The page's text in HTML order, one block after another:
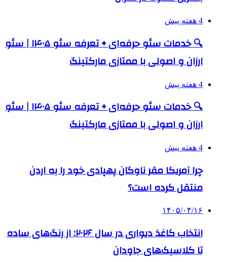
4 هفته پیش
🔍 خدمات سئو حرفه‌ای + تعرفه سئو ۱۴۰۵ | سئو
ارزان و اصولی با ممتازی مارکتینگ
4 هفته پیش
🔍 خدمات سئو حرفه‌ای + تعرفه سئو ۱۴۰۵ | سئو
ارزان و اصولی با ممتازی مارکتینگ
4 هفته پیش
چرا آمریکا مقر ناوگان پهپادی خود را به اردن
منتقل کرده است؟
۱۴۰۵/۰۴/۱۶
انتخاب کاغذ دیواری در سال ۲۰۲۶: از رنگ‌های ساده
تا کلاسیک‌های جاودان